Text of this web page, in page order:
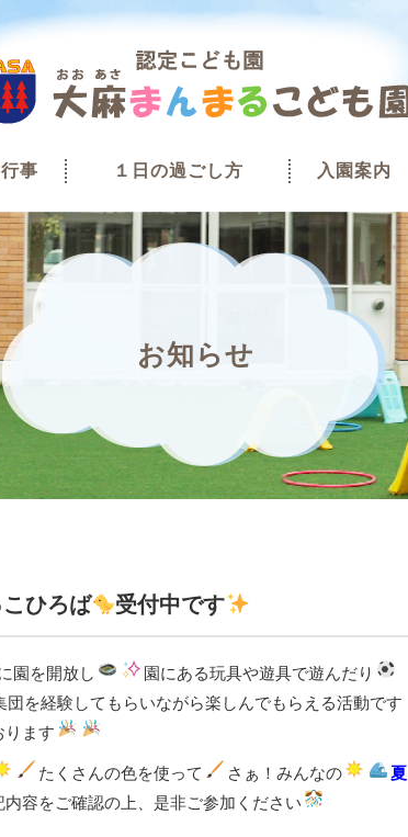
事 １日の過ごし方 入園案内
お知らせ
ひろば 受付中です
園を開放し
園にある玩具や遊具で遊んだり
団を経験してもらいながら楽しんでもらえる活動です
ります
たくさんの色を使って さぁ！みんなの
夏
内容をご確認の上、是非ご参加ください